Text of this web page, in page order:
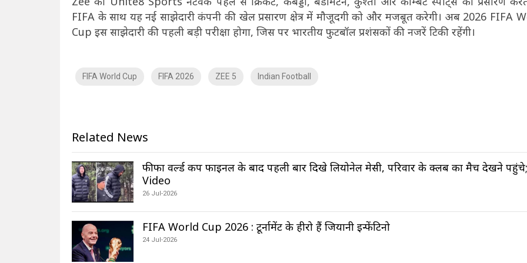
FIFA के साथ यह नई साझेदारी कंपनी की खेल प्रसारण क्षेत्र में मौजूदगी को और मजबूत करेगी। अब 2026 FIFA
Cup इस साझेदारी की पहली बड़ी परीक्षा होगा, जिस पर भारतीय फुटबॉल प्रशंसकों की नजरें टिकी रहेंगी।
FIFA World Cup FIFA 2026 ZEE 5 Indian Football
Related News
फीफा वर्ल्ड कप फाइनल के बाद पहली बार दिखे लियोनेल मेसी, परिवार के क्लब का मैच देखने पहुंचे;
Video
26 Jul-2026
FIFA World Cup 2026 : टूर्नामेंट के हीरो हैं जियानी इन्फेंटिनो
24 Jul-2026